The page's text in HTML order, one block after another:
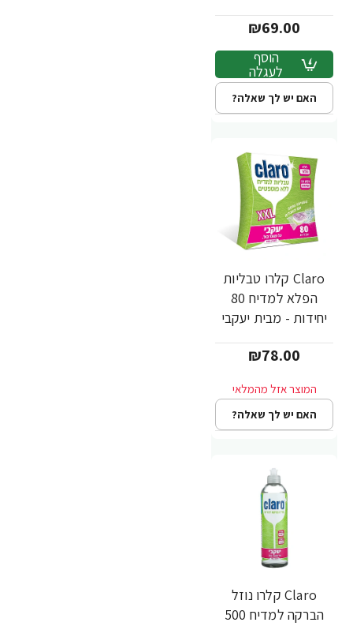
₪69.00
הוסף
לעגלה
האם יש לך שאלה?
Claro קלרו טבליות
הפלא למדיח 80
יחידות - מבית יעקבי
₪78.00
האם יש לך שאלה?
Claro קלרו נוזל
הברקה למדיח 500